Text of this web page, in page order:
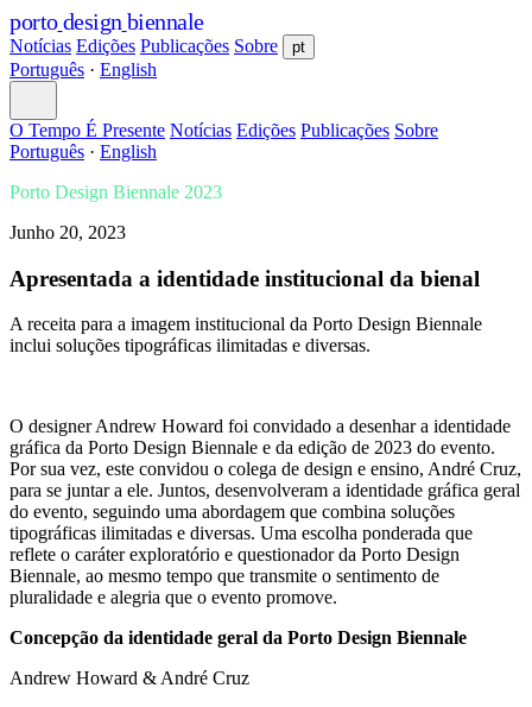
porto design biennale
Notícias Edições Publicações Sobre pt
Português · English
O Tempo É Presente Notícias Edições Publicações Sobre
Português · English
Porto Design Biennale 2023
Junho 20, 2023
Apresentada a identidade institucional da bienal
A receita para a imagem institucional da Porto Design Biennale
inclui soluções tipográficas ilimitadas e diversas.
O designer Andrew Howard foi convidado a desenhar a identidade
gráfica da Porto Design Biennale e da edição de 2023 do evento.
Por sua vez, este convidou o colega de design e ensino, André Cruz,
para se juntar a ele. Juntos, desenvolveram a identidade gráfica geral
do evento, seguindo uma abordagem que combina soluções
tipográficas ilimitadas e diversas. Uma escolha ponderada que
reflete o caráter exploratório e questionador da Porto Design
Biennale, ao mesmo tempo que transmite o sentimento de
pluralidade e alegria que o evento promove.
Concepção da identidade geral da Porto Design Biennale
Andrew Howard & André Cruz